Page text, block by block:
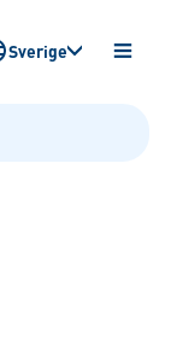
Sverige